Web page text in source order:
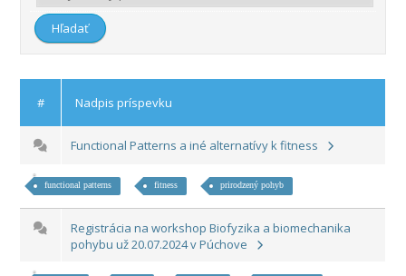
# Nadpis príspevku
Functional Patterns a iné alternatívy k fitness
functional patterns fitness prirodzený pohyb
Registrácia na workshop Biofyzika a biomechanika
pohybu už 20.07.2024 v Púchove